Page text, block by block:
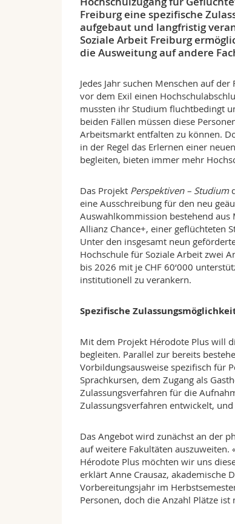
Freiburg eine spezifische
aufgebaut und langfristig
Soziale Arbeit Freiburg
die Ausweitung auf andere
Jedes Jahr suchen Menschen auf
vor dem Exil einen
mussten ihr Studium fluchtbedingt
beiden Fällen müssen diese
Arbeitsmarkt entfalten zu können.
in der Regel das Erlernen einer
begleiten, bieten immer mehr
Das Projekt Perspektiven – Studium
eine Ausschreibung für den neu
Auswahlkommission bestehend aus
Allianz Chance+, einer geflüchteten
Unter den insgesamt neun
Hochschule für Soziale Arbeit zwei
bis 2026 mit je CHF 60‘000
institutionell zu verankern.
Spezifische
Mit dem Projekt Hérodote Plus will
begleiten. Parallel zur bereits
Vorbildungsausweise spezifisch für
Sprachkursen, dem Zugang als
Zulassungsverfahren für die
Zulassungsverfahren entwickelt,
Das Angebot wird zunächst an der
auf weitere Fakultäten auszuweiten.
Hérodote Plus möchten wir uns
erklärt Anne Crausaz, akademische
Vorbereitungsjahr im
Personen, doch die Anzahl Plätze ist